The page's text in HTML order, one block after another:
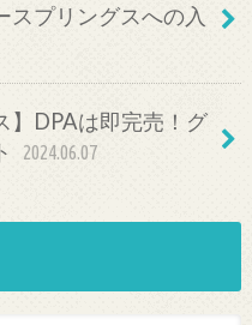
スプリングスへの入
】DPAは即完売！グ
2024.06.07